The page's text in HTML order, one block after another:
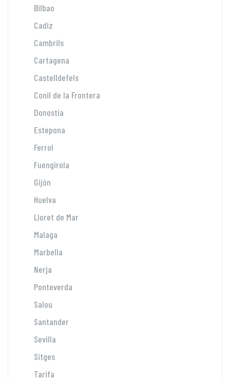
Bilbao
Cadiz
Cambrils
Cartagena
Castelldefels
Conil de la Frontera
Donostia
Estepona
Ferrol
Fuengirola
Gijón
Huelva
Lloret de Mar
Malaga
Marbella
Nerja
Ponteverda
Salou
Santander
Sevilla
Sitges
Tarifa